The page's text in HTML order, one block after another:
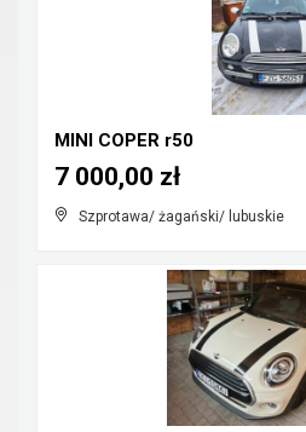
MINI COPER r50
Szprotawa/ żagański/ lubuskie
7 000,00 zł